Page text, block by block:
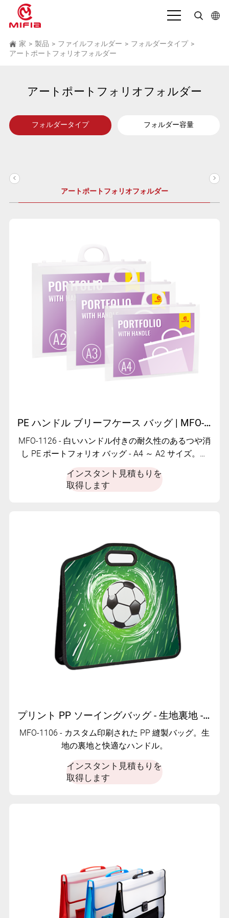
日本語
Español
Italiano
Português
家 > 製品 > ファイルフォルダー > フォルダータイプ >
アートポートフォリオフォルダー
アートポートフォリオフォルダー
フォルダータイプ フォルダー容量
アートポートフォリオフォルダー
>
<
PE ハンドル ブリーフケース バッグ | MFO-1126
MFO-1126 - 白いハンドル付きの耐久性のあるつや消
し PE ポートフォリオ バッグ - A4 ～ A2 サイズ。破
インスタント見積もりを
取得します
プリント PP ソーイングバッグ - 生地裏地 - コンフォートハンドル | MFO-1106
MFO-1106 - カスタム印刷された PP 縫製バッグ。生
地の裏地と快適なハンドル。
インスタント見積もりを
取得します